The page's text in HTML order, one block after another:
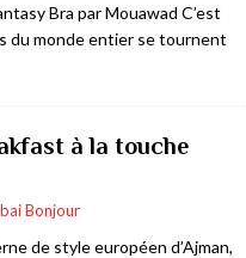
Bra par Mouawad C’est
du monde entier se tournent
à la touche
Bonjour
de style européen d’Ajman,